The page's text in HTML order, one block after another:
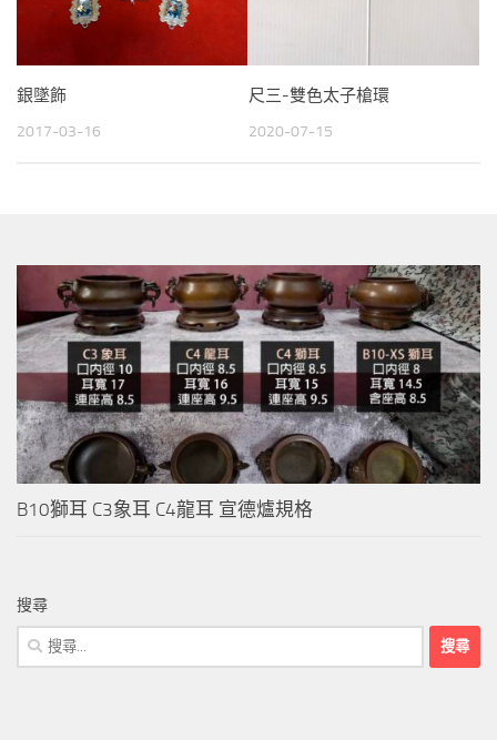
銀墜飾
2017-03-16
尺三-雙色太子槍環
2020-07-15
B10獅耳 C3象耳 C4龍耳 宣德爐規格
搜尋
搜
尋